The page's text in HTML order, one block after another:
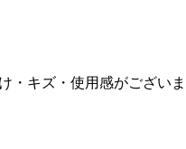
・キズ・使用感がござい